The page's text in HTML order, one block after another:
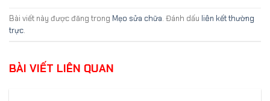
Bài viết này được đăng trong Mẹo sửa chữa. Đánh dấu liên kết thường
trực.
BÀI VIẾT LIÊN QUAN